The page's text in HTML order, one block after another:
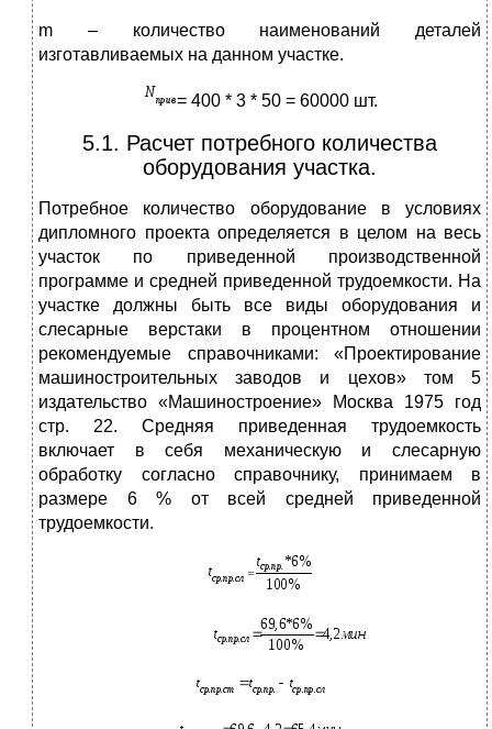
m – количество наименований деталей
изготавливаемых на данном участке.
= 400 * 3 * 50 = 60000 шт.
5.1. Расчет потребного количества
оборудования участка.
Потребное количество оборудование в условиях
дипломного проекта определяется в целом на весь
участок по приведенной производственной
программе и средней приведенной трудоемкости. На
участке должны быть все виды оборудования и
слесарные верстаки в процентном отношении
рекомендуемые справочниками: «Проектирование
машиностроительных заводов и цехов» том 5
издательство «Машиностроение» Москва 1975 год
стр. 22. Средняя приведенная трудоемкость
включает в себя механическую и слесарную
обработку согласно справочнику, принимаем в
размере 6 % от всей средней приведенной
трудоемкости.